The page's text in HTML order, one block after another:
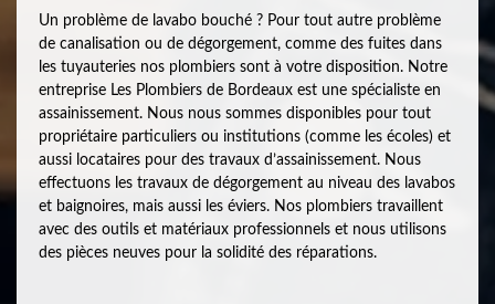
Un problème de lavabo bouché ? Pour tout autre problème
de canalisation ou de dégorgement, comme des fuites dans
les tuyauteries nos plombiers sont à votre disposition. Notre
entreprise Les Plombiers de Bordeaux est une spécialiste en
assainissement. Nous nous sommes disponibles pour tout
propriétaire particuliers ou institutions (comme les écoles) et
aussi locataires pour des travaux d’assainissement. Nous
effectuons les travaux de dégorgement au niveau des lavabos
et baignoires, mais aussi les éviers. Nos plombiers travaillent
avec des outils et matériaux professionnels et nous utilisons
des pièces neuves pour la solidité des réparations.